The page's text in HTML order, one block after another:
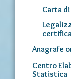
Carta
Anagrafe
Centro
Statistica